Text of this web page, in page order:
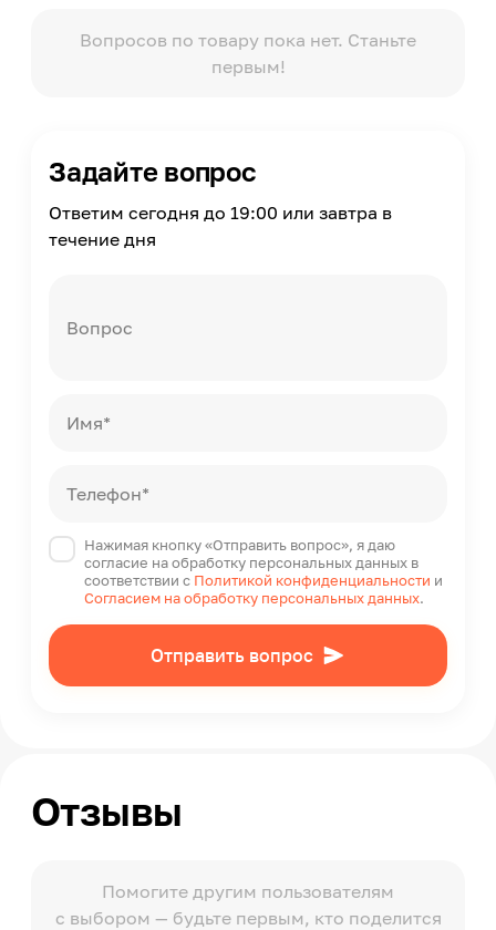
ПакетВопросов по товару пока нет. Станьте
первым!
Задайте вопрос
Ответим сегодня до 19:00 или завтра в
течение дня
Вопрос
Имя*
Телефон*
Нажимая кнопку «Отправить вопрос», я даю
согласие на обработку персональных данных в
соответствии с Политикой конфиденциальности и
Согласием на обработку персональных данных.
Отправить вопрос
Отзывы
Помогите другим пользователям
с выбором — будьте первым, кто поделится